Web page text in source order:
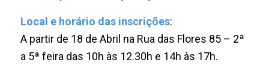
Local e horário das inscrições:
A partir de 18 de Abril na Rua das Flores 85 – 2ª
a 5ª feira das 10h às 12.30h e 14h às 17h.